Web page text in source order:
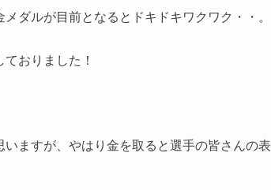
ダルが目前となるとドキドキワクワク・・。
おりました！
ますが、やはり金を取ると選手の皆さんの表